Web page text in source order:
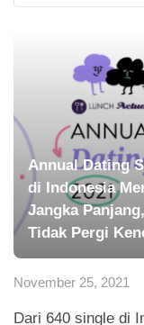
Annual Dating
di Indonesia
Jangka
Tidak Pergi
November 25, 2021
Dari 640 single di